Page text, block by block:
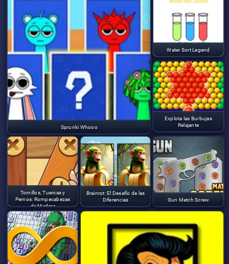
Sprunki Whooo
Water Sort Legend
Explota las Burbujas
Relajante
Tornillos, Tuercas y
Pernos: Rompecabezas
de Madera
Brainrot: El Desafío de las
Diferencias
Gun Match Screw